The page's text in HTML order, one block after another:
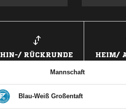
HIN-/ RÜCKRUNDE HEIM/
Mannschaft
Blau-Weiß Großentaft